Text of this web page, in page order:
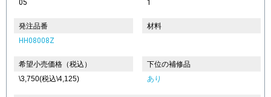
05 1
発注品番
HH08008Z
材料
希望小売価格（税込）
\3,750(税込\4,125)
下位の補修品
あり